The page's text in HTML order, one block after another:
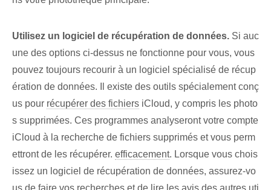
Utilisez un logiciel de récupération de données. Si auc
une des options ci-dessus ne fonctionne pour vous, vous
pouvez toujours recourir à un logiciel spécialisé de récup
ération de données. Il existe des outils spécialement conç
us pour récupérer des fichiers iCloud, y compris les photo
s supprimées.‍ Ces programmes analyseront votre compte
iCloud à la recherche de fichiers supprimés et vous perm
ettront de les récupérer. efficacement. Lorsque vous chois
issez un logiciel de récupération de données, assurez-vo